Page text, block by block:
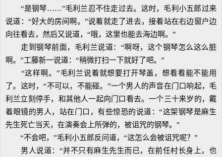
“是钢琴……”毛利兰忍不住走过去。这时，毛利小五郎过来
说道：“好大的房间啊。”说着就走了进去，接着站在右边窗户边
向往看去，然后又说道，“哦，这里也能去海边啊。”
走到钢琴前面，毛利兰说道：“啊呀，这个钢琴怎么这么脏
啊。”工藤新一说道：“稍微打扫一下就好了吧。”
“这样啊。”毛利兰说着就想要打开琴盖，想看看能不能用
了。这时，“不可以，不能碰。”一个男人的声音在门口响起，毛
利兰立刻停手，和其他人一起向门口看去。一个三十来岁的，戴
着眼镜的男人，站在门口，有些惊恐的说道：“这架钢琴是麻生
先生死亡当天，在演奏会上所弹的，被诅咒的钢琴。”
“不会吧，”毛利小五郎反问道，“这怎么会被诅咒呢？”
男人说道：“并不只有麻生先生而已，在前任村长身上，也